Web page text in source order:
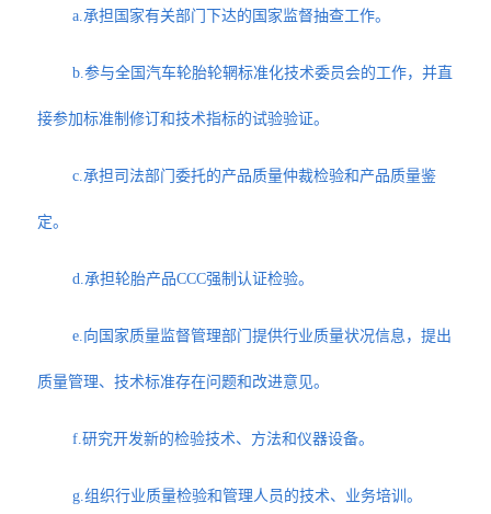
a.承担国家有关部门下达的国家监督抽查工作。
b.参与全国汽车轮胎轮辋标准化技术委员会的工作，并直
接参加标准制修订和技术指标的试验验证。
c.承担司法部门委托的产品质量仲裁检验和产品质量鉴
定。
d.承担轮胎产品CCC强制认证检验。
e.向国家质量监督管理部门提供行业质量状况信息，提出
质量管理、技术标准存在问题和改进意见。
f.研究开发新的检验技术、方法和仪器设备。
g.组织行业质量检验和管理人员的技术、业务培训。